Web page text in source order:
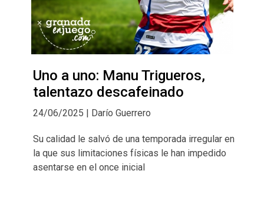
Uno a uno: Manu Trigueros,
talentazo descafeinado
24/06/2025 | Darío Guerrero
Su calidad le salvó de una temporada irregular en
la que sus limitaciones físicas le han impedido
asentarse en el once inicial